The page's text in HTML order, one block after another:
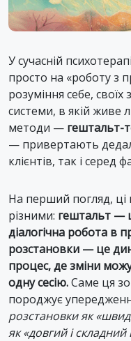
У сучасній
просто на «роботу з
розуміння себе, своїх
системи, в якій живе
методи — гештальт-
— привертають
клієнтів, так і серед
На перший погляд, ці
різними: гештальт —
діалогічна робота в
розстановки — це
процес, де зміни
одну сесію.Саме ця
породжує
розстановки як
як «довгий і